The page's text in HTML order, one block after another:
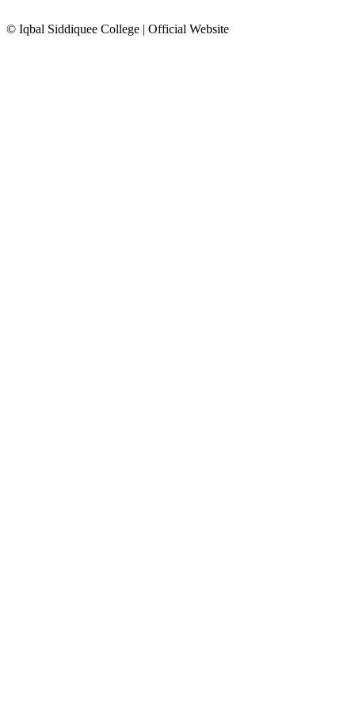
© Iqbal Siddiquee College | Official Website